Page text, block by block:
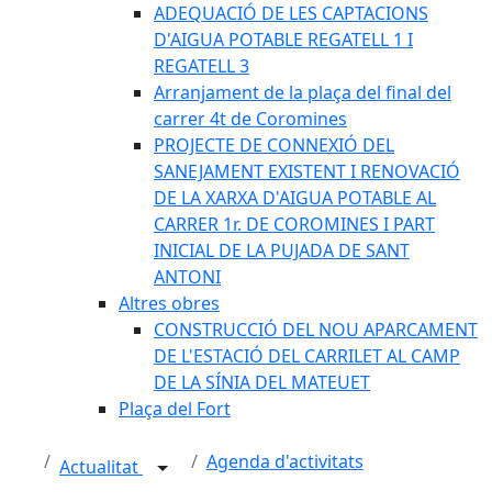
ADEQUACIÓ DE LES CAPTACIONS
D'AIGUA POTABLE REGATELL 1 I
REGATELL 3
Arranjament de la plaça del final del
carrer 4t de Coromines
PROJECTE DE CONNEXIÓ DEL
SANEJAMENT EXISTENT I RENOVACIÓ
DE LA XARXA D'AIGUA POTABLE AL
CARRER 1r. DE COROMINES I PART
INICIAL DE LA PUJADA DE SANT
ANTONI
Altres obres
CONSTRUCCIÓ DEL NOU APARCAMENT
DE L'ESTACIÓ DEL CARRILET AL CAMP
DE LA SÍNIA DEL MATEUET
Plaça del Fort
Actualitat Agenda d'activitats